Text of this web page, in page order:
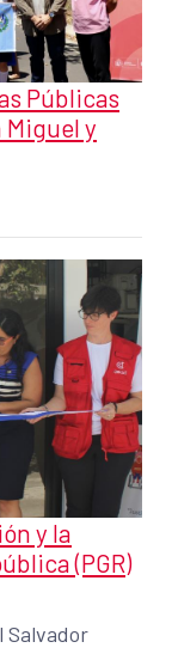
Públicas
y
y la
(PGR)
Salvador